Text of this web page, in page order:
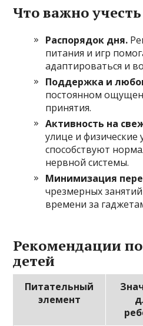
Что важно
Распорядок дня.
питания и игр
адаптироваться и
Поддержка и
постоянном
принятия.
Активность на
улице и физические
способствуют
нервной системы.
Минимизация
чрезмерных
времени за
Рекомендации
детей
Питательный
элемент